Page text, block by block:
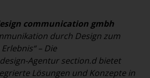
communication gmbh
durch Design zum
– Die
Agentur section.d bietet
Lösungen und Konzepte in